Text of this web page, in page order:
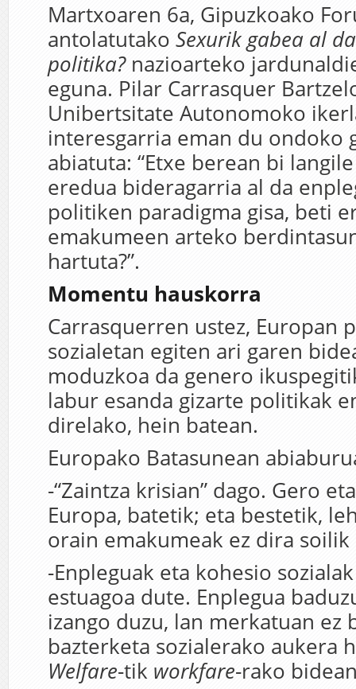
Martxoaren 6a, Gipuzkoako
antolatutako Sexurik gabea al
politika?nazioarteko
eguna. Pilar Carrasquer
Unibertsitate Autonomoko
interesgarria eman du ondoko
abiatuta: “Etxe berean bi
eredua bideragarria al da
politiken paradigma gisa, beti
emakumeen arteko
hartuta?”.
Momentu hauskorra
Carrasquerren ustez, Europan
sozialetan egiten ari garen
moduzkoa da genero
labur esanda gizarte politikak
direlako, hein batean.
Europako Batasunean
-“Zaintza krisian” dago. Gero
Europa, batetik; eta bestetik,
orain emakumeak ez dira soilik
-Enpleguak eta kohesio
estuagoa dute. Enplegua
izango duzu, lan merkatuan ez
bazterketa sozialerako aukera
Welfare-tik workfare-rako